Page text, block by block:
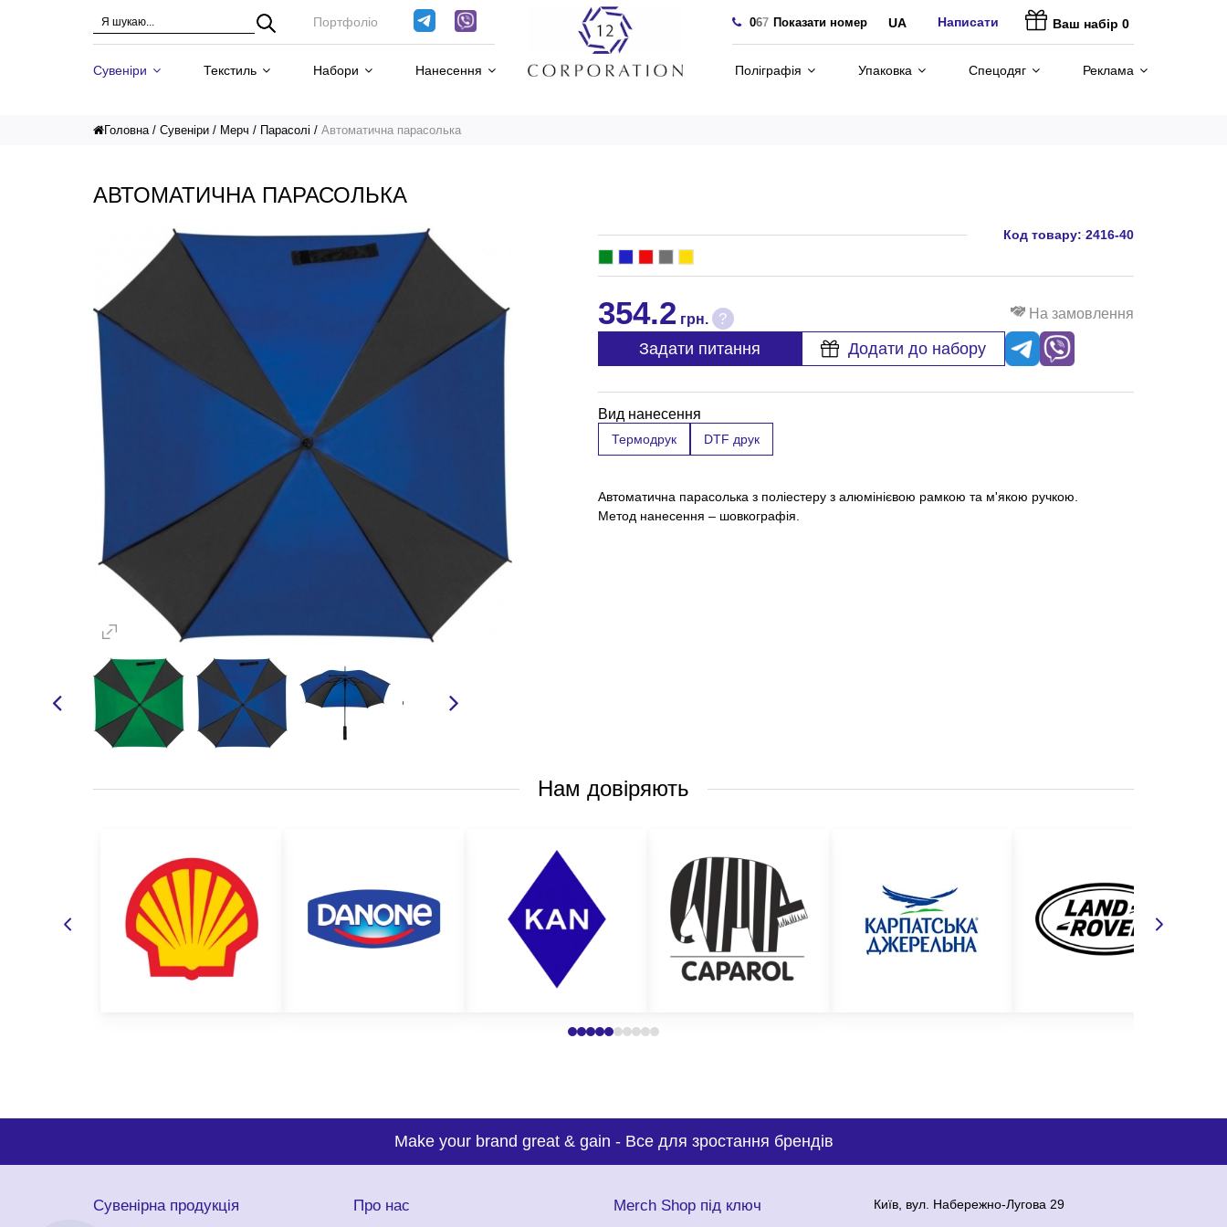
Портфоліо 067 Показати номер UA Написати Ваш набір 0
Сувеніри Текстиль Набори Нанесення Поліграфія Упаковка Спецодяг Реклама
Головна Сувеніри Мерч Парасолі Автоматична парасолька
АВТОМАТИЧНА ПАРАСОЛЬКА
Код товару: 2416-40
354.2 грн. ? На замовлення
Задати питання Додати до набору
Вид нанесення
Термодрук DTF друк
Автоматична парасолька з поліестеру з алюмінієвою рамкою та м'якою ручкою.
Метод нанесення – шовкографія.
Нам довіряють
Make your brand great & gain -Все для зростання брендів
Сувенірна продукція Про нас Merch Shop під ключ
Київ, вул. Набережно-Лугова 29